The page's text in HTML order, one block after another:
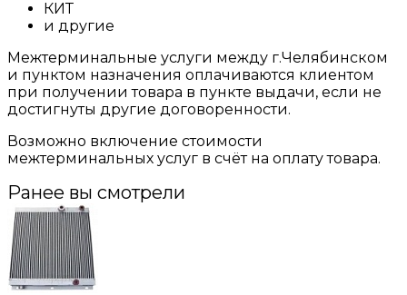
КИТ
и другие
Межтерминальные услуги между г.Челябинском
и пунктом назначения оплачиваются клиентом
при получении товара в пункте выдачи, если не
достигнуты другие договоренности.
Возможно включение стоимости
межтерминальных услуг в счёт на оплату товара.
Ранее вы смотрели